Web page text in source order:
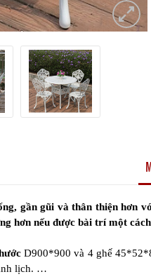
gần gũi và thân thiện
hơn nếu được bài trí một
D900*900 và 4 ghế
lịch. …